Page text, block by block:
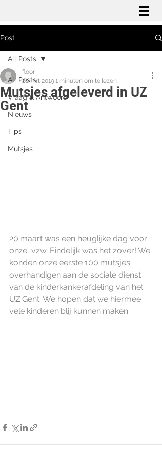
Post
All Posts
Vraag & Antwoord
Nieuws
Tips
Mutsjes
All Posts
Mutsjes afgeleverd in UZ
Gent
floor
20 mrt 20191 minuten om te lezen
20 maart was een heuglijke dag voor
onze  vzw. Eindelijk was het zover! We
konden onze eerste 100 mutsjes
overhandigen aan de sociale dienst
van de kinderkankerafdeling van het
UZ Gent. We hopen dat we hiermee
vele kinderen blij kunnen maken.